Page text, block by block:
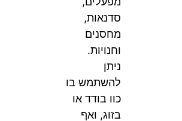
סדנאות,
מחסנים
וחנויות.
ניתן
להשתמש בו
כוו בודד או
בזוג, ואף